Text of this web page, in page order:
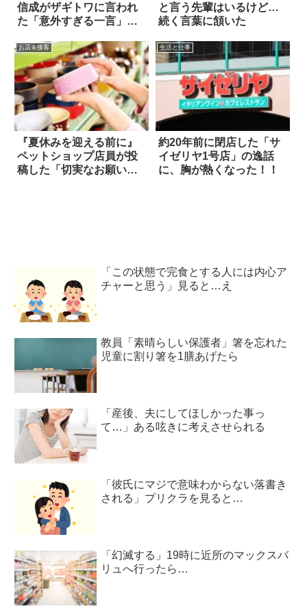
信成がザギトワに言われ
た「意外すぎる一言」に
と言う先輩はいるけど…
続く言葉に頷いた
お店＆接客
『夏休みを迎える前に』
ペットショップ店員が投
稿した「切実なお願い」
生活と仕事
約20年前に閉店した「サ
イゼリヤ1号店」の逸話
に、胸が熱くなった！！
「この状態で完食とする人には内心ア
チャーと思う」見ると…え
教員「素晴らしい保護者」箸を忘れた
児童に割り箸を1膳あげたら
「産後、夫にしてほしかった事っ
て…」ある呟きに考えさせられる
「彼氏にマジで意味わからない落書き
される」プリクラを見ると…
「幻滅する」19時に近所のマックスバ
リュへ行ったら…